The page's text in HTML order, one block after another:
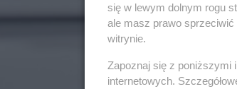
się w lewym dolnym rogu
ale masz prawo sprzeciwić
witrynie.
Zapoznaj się z poniższymi
internetowych.